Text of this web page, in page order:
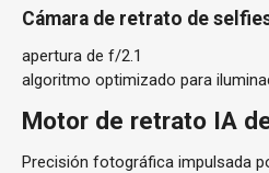
Cámara de retrato de
apertura de f/2.1
algoritmo optimizado para
Motor de retrato IA de
Precisión fotográfica impulsada